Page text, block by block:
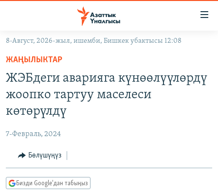
Навигацияга
өтүңүз
Издөөгө
салыңыз
МАДАНИЯТ
ДҮЙНӨ
ТВ ПРОГРАММАЛАР
БҮГҮН АЗАТТЫКТА
ПОДКАСТ
8-Август, 2026-жыл, ишемби, Бишкек убактысы 12:08
ЖАҢЫЛЫКТАР
ЖЭБдеги аварияга күнөөлүүлөрдү
жоопко тартуу маселеси
көтөрүлдү
7-Февраль, 2024
Бөлүшүңүз
Бизди Google'дан табыңыз